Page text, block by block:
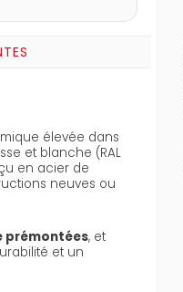
élevée dans
et blanche (RAL
en acier de
neuves ou
prémontées, et
et un